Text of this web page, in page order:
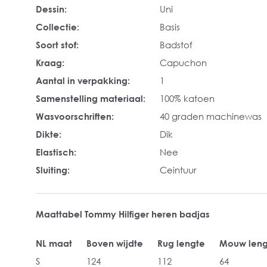
Dessin:
Uni
Collectie:
Basis
Soort stof:
Badstof
Kraag:
Capuchon
Aantal in verpakking:
1
Samenstelling materiaal:
100% katoen
Wasvoorschriften:
40 graden machinewas
Dikte:
Dik
Elastisch:
Nee
Sluiting:
Ceintuur
Maattabel Tommy Hilfiger heren badjas
NL maat Boven wijdte Rug lengte
Mouw
S
124 112 64